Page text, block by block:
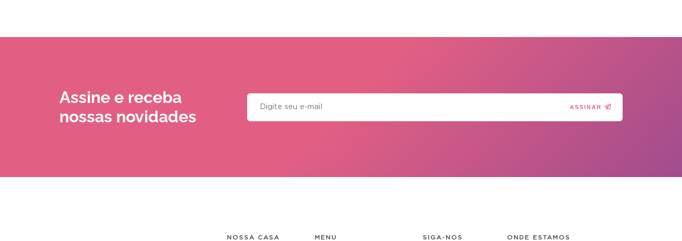
Assine e receba
nossas novidades
ASSINAR
NOSSA CASA MENU SIGA-NOS ONDE ESTAMOS